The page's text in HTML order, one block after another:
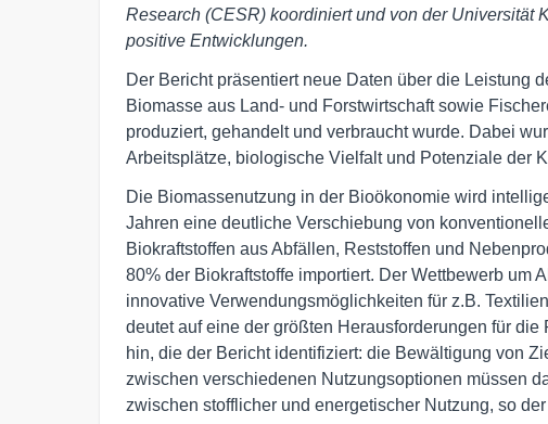
Research (CESR) koordiniert und von der Universität
positive Entwicklungen.
Der Bericht präsentiert neue Daten über die Leistung
Biomasse aus Land- und Forstwirtschaft sowie
produziert, gehandelt und verbraucht wurde. Dabei
Arbeitsplätze, biologische Vielfalt und Potenziale der
Die Biomassenutzung in der Bioökonomie wird
Jahren eine deutliche Verschiebung von
Biokraftstoffen aus Abfällen, Reststoffen und
80% der Biokraftstoffe importiert. Der Wettbewerb um
innovative Verwendungsmöglichkeiten für z.B.
deutet auf eine der größten Herausforderungen für
hin, die der Bericht identifiziert: die Bewältigung von
zwischen verschiedenen Nutzungsoptionen müssen
zwischen stofflicher und energetischer Nutzung, so